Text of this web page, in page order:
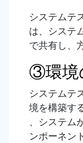
システムテ
は、システ
で共有し、
③環境
システムテ
境を構築す
、システム
ンポーネン